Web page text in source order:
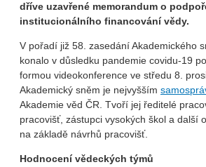
dříve uzavřené memorandum o
institucionálního financování vědy.
V pořadí již 58. zasedání Akademického
konalo v důsledku pandemie covidu-19
formou videokonference ve středu 8.
Akademický sněm je nejvyšším
Akademie věd ČR. Tvoří jej ředitelé
pracovišť, zástupci vysokých škol a další
na základě návrhů pracovišť.
Hodnocení vědeckých týmů